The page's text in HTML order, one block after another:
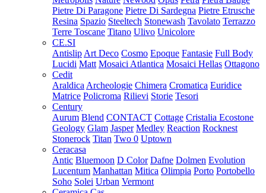
Pietre Di Paragone Pietre Di Sardegna Pietre Etrusche
Resina Spazio Steeltech Stonewash Tavolato Terrazzo
Terre Toscane Titano Ulivo Unicolore
CE.SI
Antislip Art Deco Cosmo Epoque Fantasie Full Body
Lucidi Matt Mosaici Atlantica Mosaici Hellas Ottagono
Cedit
Araldica Archeologie Chimera Cromatica Euridice
Matrice Policroma Rilievi Storie Tesori
Century
Aurum Blend CONTACT Cottage Cristalia Ecostone
Geology Glam Jasper Medley Reaction Rocknest
Stonerock Titan Two 0 Uptown
Ceracasa
Antic Bluemoon D Color Dafne Dolmen Evolution
Lucentum Manhattan Mitica Olimpia Porto Portobello
Soho Solei Urban Vermont